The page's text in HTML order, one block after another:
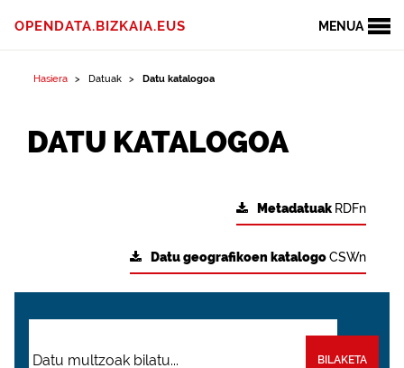
MENUA
OPENDATA.BIZKAIA.EUS
Hasiera Datuak Datu katalogoa
DATU KATALOGOA
Metadatuak RDFn
Datu geografikoen katalogoCSWn
BILAKETA